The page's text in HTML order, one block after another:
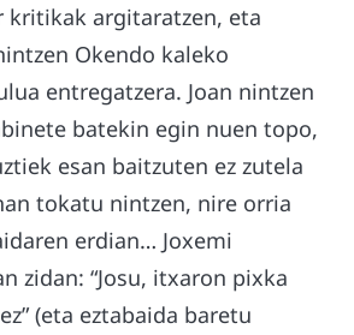
kritikak argitaratzen, eta
Okendo kaleko
entregatzera. Joan nintzen
batekin egin nuen topo,
esan baitzuten ez zutela
tokatu nintzen, nire orria
erdian… Joxemi
zidan: “Josu, itxaron pixka
(eta eztabaida baretu